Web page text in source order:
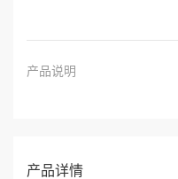
产品说明
产品详情